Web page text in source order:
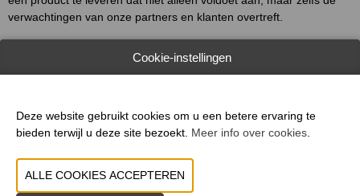
verwachtingen van onze partners en klanten overtreft.
Onze productie steunt op een solide basis: we gebruiken uitsluitend
grondstoffen van bewezen leveranciers die topkwaliteit garanderen.
klanten aanspreken en voldoen aan de strengste normen.
WEBSITE & CATALOGUS
Cookie-instellingen
Deze website gebruikt cookies om u een betere ervaring te
bieden terwijl u deze site bezoekt. Meer info over cookies